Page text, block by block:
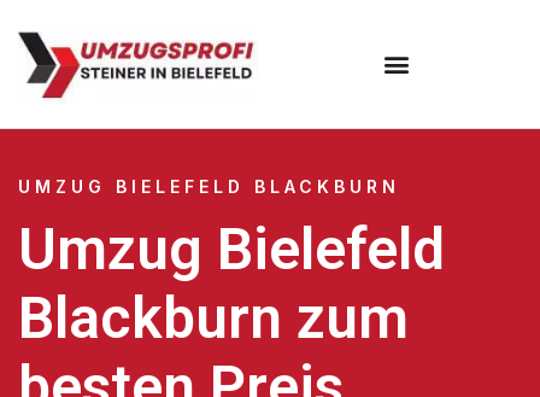
UMZUG BIELEFELD BLACKBURN
Umzug Bielefeld
Blackburn zum